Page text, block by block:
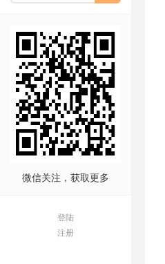
微信关注，获取更多
登陆
注册